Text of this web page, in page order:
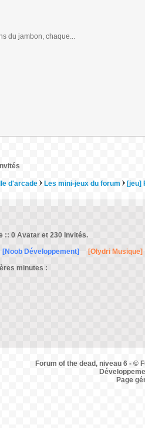
du jambon, chaque...
d'arcade Les mini-jeux du forum [jeu]
:: 0 Avatar et 230 Invités.
[Noob Développement]
[Olydri Musique]
minutes :
Forum of the dead, niveau 6 - ©
Page